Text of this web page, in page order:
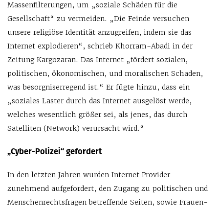
Massenfilterungen, um „soziale Schäden für die
Gesellschaft“ zu vermeiden. „Die Feinde versuchen
unsere religiöse Identität anzugreifen, indem sie das
Internet explodieren“, schrieb Khorram-Abadi in der
Zeitung Kargozaran. Das Internet „fördert sozialen,
politischen, ökonomischen, und moralischen Schaden,
was besorgniserregend ist.“ Er fügte hinzu, dass ein
„soziales Laster durch das Internet ausgelöst werde,
welches wesentlich größer sei, als jenes, das durch
Satelliten (Network) verursacht wird.“
„Cyber-Polizei“ gefordert
In den letzten Jahren wurden Internet Provider
zunehmend aufgefordert, den Zugang zu politischen und
Menschenrechtsfragen betreffende Seiten, sowie Frauen-